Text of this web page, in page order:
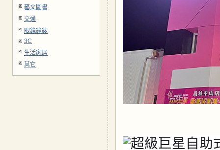
藝文圖書
交通
眼鏡鐘錶
3C
生活家居
其它